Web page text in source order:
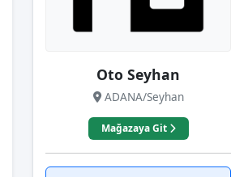
Oto Seyhan
ADANA/Seyhan
Mağazaya Git